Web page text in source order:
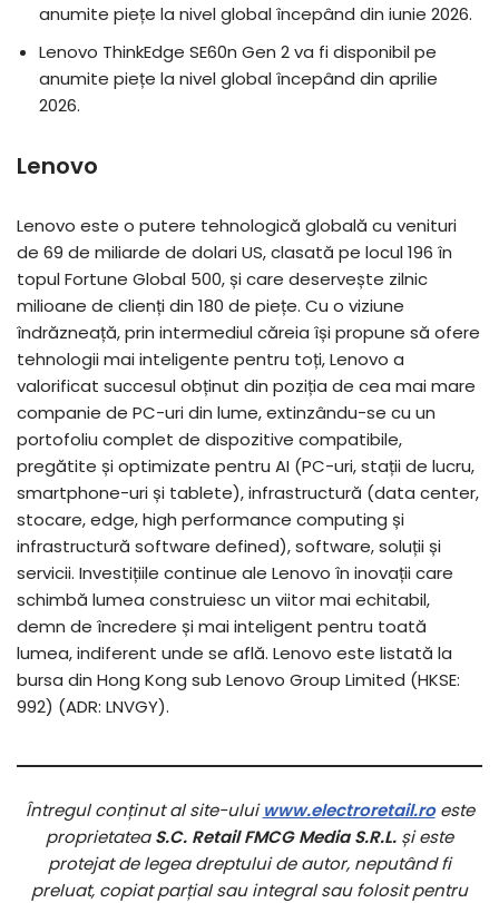
anumite piețe la nivel global începând din iunie 2026.
Lenovo ThinkEdge SE60n Gen 2 va fi disponibil pe
anumite piețe la nivel global începând din aprilie
2026.
Lenovo
Lenovo este o putere tehnologică globală cu venituri
de 69 de miliarde de dolari US, clasată pe locul 196 în
topul Fortune Global 500, și care deservește zilnic
milioane de clienți din 180 de piețe. Cu o viziune
îndrăzneață, prin intermediul căreia își propune să ofere
tehnologii mai inteligente pentru toți, Lenovo a
valorificat succesul obținut din poziția de cea mai mare
companie de PC-uri din lume, extinzându-se cu un
portofoliu complet de dispozitive compatibile,
pregătite și optimizate pentru AI (PC-uri, stații de lucru,
smartphone-uri și tablete), infrastructură (data center,
stocare, edge, high performance computing și
infrastructură software defined), software, soluții și
servicii. Investițiile continue ale Lenovo în inovații care
schimbă lumea construiesc un viitor mai echitabil,
demn de încredere și mai inteligent pentru toată
lumea, indiferent unde se află. Lenovo este listată la
bursa din Hong Kong sub Lenovo Group Limited (HKSE:
992) (ADR: LNVGY).
Întregul conținut al site-uluiwww.electroretail.roeste
proprietateaS.C. Retail FMCG Media S.R.L. și este
protejat de legea dreptului de autor, neputând fi
preluat, copiat parțial sau integral sau folosit pentru